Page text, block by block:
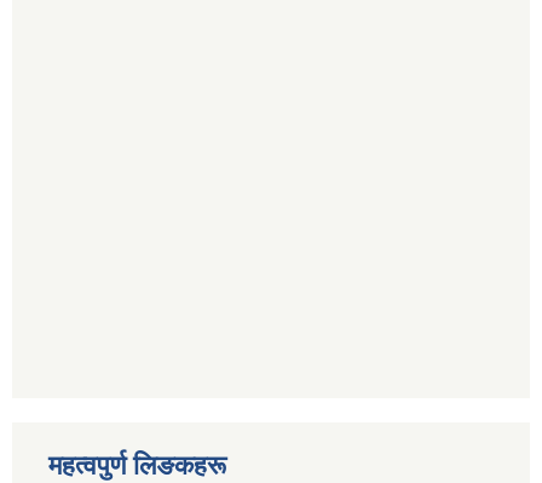
महत्वपुर्ण लिङकहरू